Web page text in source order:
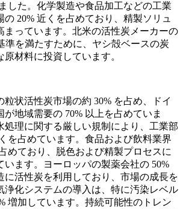
した。化学製造や食品加工などの工業
20% 近くを占めており、精製ソリュ
まっています。北米の活性炭メーカーの
準を満たすために、ヤシ殻ベースの炭
材料に投資しています。
粒状活性炭市場の約 30% を占め、ドイ
地域需要の 70% 以上を占めていま
処理に関する厳しい規制により、工業部
を占めています。食品および飲料業界
めており、脱色および精製プロセスに
います。ヨーロッパの製薬会社の 50%
に活性炭を利用しており、市場の成長を
浄化システムの導入は、特に汚染レベル
増加しています。持続可能性のトレン